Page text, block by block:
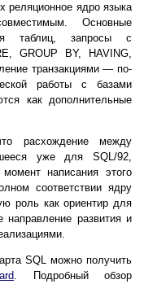
реляционное ядро языка
Основные
таблиц, запросы с
GROUP BY, HAVING,
транзакциями — по-
работы с базами
как дополнительные
расхождение между
уже для SQL/92,
написания этого
соответствии ядру
роль как ориентир для
развития и
SQL можно получить
. Подробный обзор